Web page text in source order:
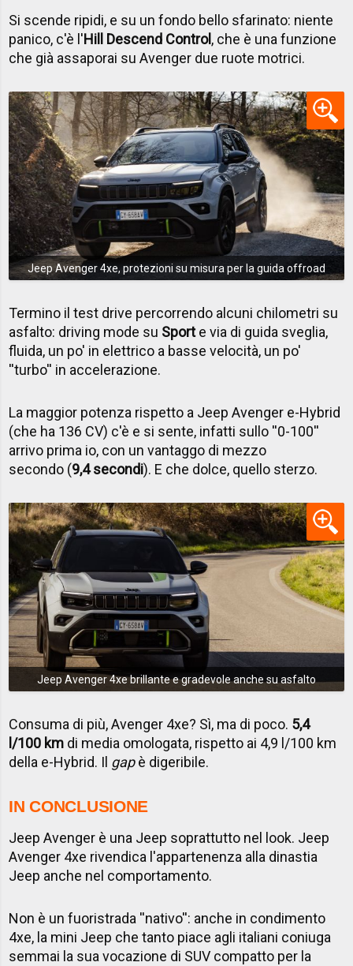
Si scende ripidi, e su un fondo bello sfarinato: niente
panico, c'è l'Hill Descend Control, che è una funzione
che già assaporai su Avenger due ruote motrici.
Jeep Avenger 4xe, protezioni su misura per la guida offroad
Termino il test drive percorrendo alcuni chilometri su
asfalto: driving mode su Sporte via di guida sveglia,
fluida, un po' in elettrico a basse velocità, un po'
''turbo'' in accelerazione.
La maggior potenza rispetto a Jeep Avenger e-Hybrid
(che ha 136 CV) c'è e si sente, infatti sullo ''0-100''
arrivo prima io, con un vantaggo di mezzo
secondo (9,4 secondi). E che dolce, quello sterzo.
Jeep Avenger 4xe brillante e gradevole anche su asfalto
Consuma di più, Avenger 4xe? Sì, ma di poco. 5,4
l/100 km di media omologata, rispetto ai 4,9 l/100 km
della e-Hybrid. Il gapè digeribile.
IN CONCLUSIONE
Jeep Avenger è una Jeep soprattutto nel look. Jeep
Avenger 4xe rivendica l'appartenenza alla dinastia
Jeep anche nel comportamento.
Non è un fuoristrada ''nativo'': anche in condimento
4xe, la mini Jeep che tanto piace agli italiani coniuga
semmai la sua vocazione di SUV compatto per la